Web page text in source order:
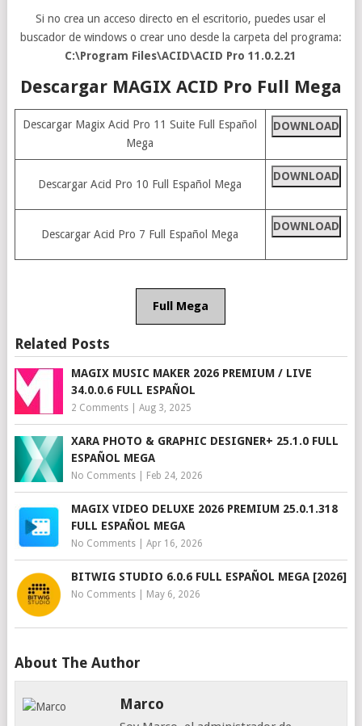
Si no crea un acceso directo en el escritorio, puedes usar el
buscador de windows o crear uno desde la carpeta del programa:
C:\Program Files\ACID\ACID Pro 11.0.2.21
Descargar MAGIX ACID Pro Full Mega
Descargar Magix Acid Pro 11 Suite Full Español
Mega
DOWNLOAD
Descargar Acid Pro 10 Full Español Mega
DOWNLOAD
Descargar Acid Pro 7 Full Español Mega
DOWNLOAD
Full Mega
Related Posts
MAGIX MUSIC MAKER 2026 PREMIUM / LIVE
34.0.0.6 FULL ESPAÑOL
2 Comments| Aug 3, 2025
XARA PHOTO & GRAPHIC DESIGNER+ 25.1.0 FULL
ESPAÑOL MEGA
No Comments| Feb 24, 2026
MAGIX VIDEO DELUXE 2026 PREMIUM 25.0.1.318
FULL ESPAÑOL MEGA
No Comments| Apr 16, 2026
BITWIG STUDIO 6.0.6 FULL ESPAÑOL MEGA [2026]
No Comments| May 6, 2026
About The Author
Marco